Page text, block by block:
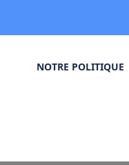
NOTRE POLITIQUE